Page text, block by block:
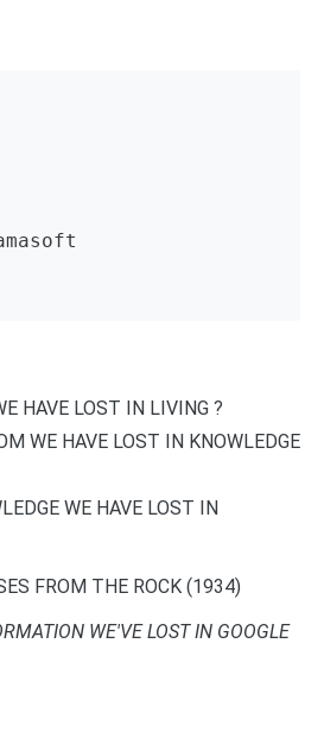
HAVE LOST IN LIVING ?
WE HAVE LOST IN KNOWLEDGE
WE HAVE LOST IN
FROM THE ROCK (1934)
WE'VE LOST IN GOOGLE